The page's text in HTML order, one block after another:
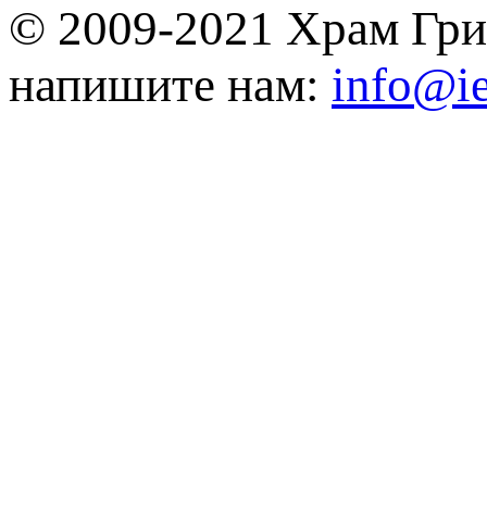
© 2009-2021 Храм
напишите нам: